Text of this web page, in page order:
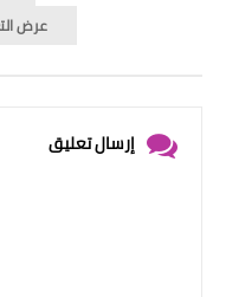
عرض
إرسال تعليق